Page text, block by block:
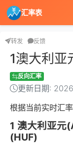
汇率表
转发 反馈
1澳大利亚
反向汇率
更新日期:
根据当前实时汇
1 澳大利亚元
(HUF)